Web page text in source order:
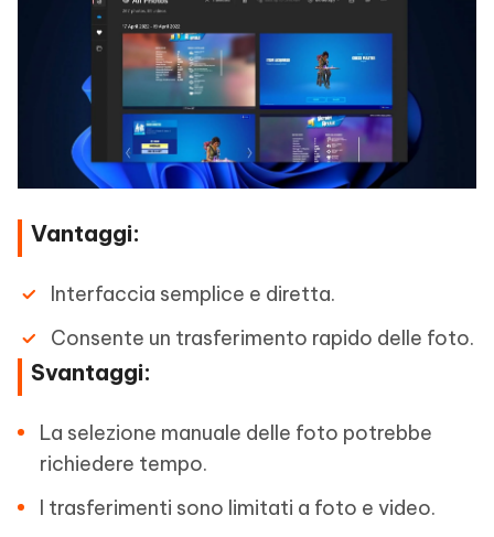
Vantaggi:
Interfaccia semplice e diretta.
Consente un trasferimento rapido delle foto.
Svantaggi:
La selezione manuale delle foto potrebbe
richiedere tempo.
I trasferimenti sono limitati a foto e video.